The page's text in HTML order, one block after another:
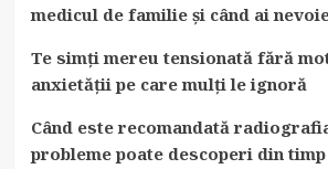
medicul de familie și când ai
Te simți mereu tensionată fără
anxietății pe care mulți le ignoră
Când este recomandată
probleme poate descoperi din timp